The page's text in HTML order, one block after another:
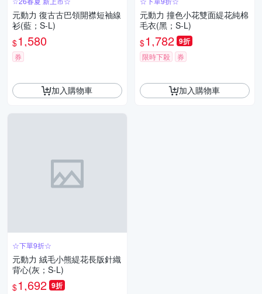
元動力 復古古巴領開襟短袖線
衫(藍；S-L)
$1,580
券
加入購物車
元動力 撞色小花雙面緹花純棉
毛衣(黑；S-L)
$1,782 9折
限時下殺 券
加入購物車
☆下單9折☆
元動力 絨毛小熊緹花長版針織
背心(灰；S-L)
$1,692 9折